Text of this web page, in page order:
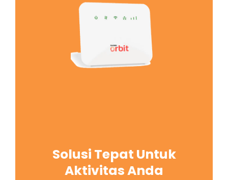
Solusi Tepat Untuk
Aktivitas Anda